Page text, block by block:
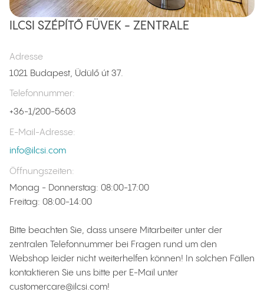
ILCSI SZÉPÍTŐ FÜVEK - ZENTRALE
Adresse
1021 Budapest, Üdülő út 37.
Telefonnummer:
+36-1/200-5603
E-Mail-Adresse:
info@ilcsi.com
Öffnungszeiten:
Monag - Donnerstag: 08:00-17:00
Freitag: 08:00-14:00
Bitte beachten Sie, dass unsere Mitarbeiter unter der
zentralen Telefonnummer bei Fragen rund um den
Webshop leider nicht weiterhelfen können! In solchen Fällen
kontaktieren Sie uns bitte per E-Mail unter
customercare@ilcsi.com!